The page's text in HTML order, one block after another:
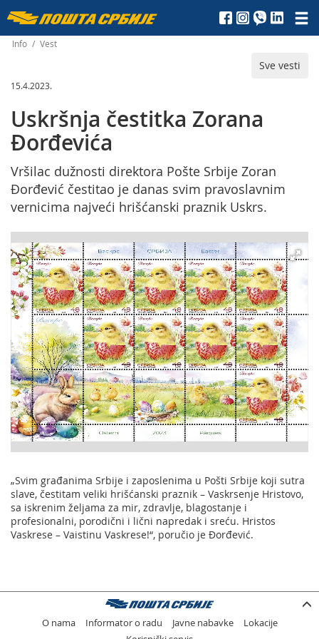
Пошта
Србије
д.о.о.
Info / Vest
Sve vesti
15.4.2023.
Uskršnja čestitka Zorana
Đorđevića
Vršilac dužnosti direktora Pošte Srbije Zoran
Đorđević čestitao je danas svim pravoslavnim
vernicima najveći hrišćanski praznik Uskrs.
„Svim građanima Srbije i zaposlenima u Pošti Srbije koji sutra
slave, čestitam veliki hrišćanski praznik – Vaskrsenje Hristovo,
sa iskrenim željama za mir, zdravlje, blagostanje i
profesionalni, porodični i lični napredak i sreću. Hristos
Vaskrese – Vaistinu Vaskrese!“, poručio je Đorđević.
O nama Informator o radu Javne nabavke
Lokacije